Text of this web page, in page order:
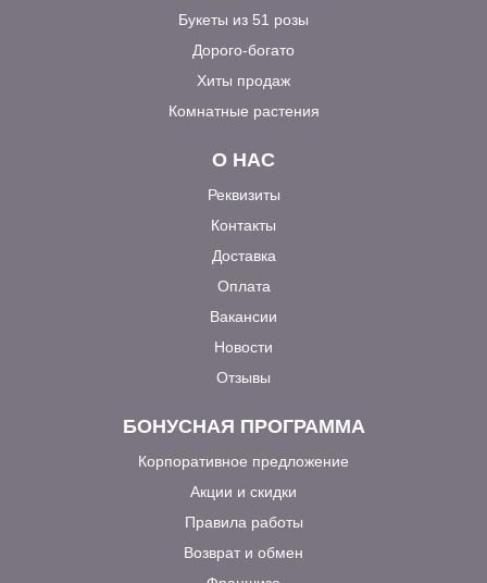
Букеты из 51 розы
Дорого-богато
Хиты продаж
Комнатные растения
О НАС
Реквизиты
Контакты
Доставка
Оплата
Вакансии
Новости
Отзывы
БОНУСНАЯ ПРОГРАММА
Корпоративное предложение
Акции и скидки
Правила работы
Возврат и обмен